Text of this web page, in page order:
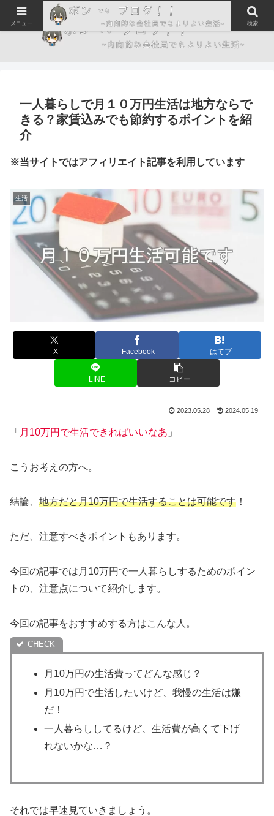
一人暮らしで月１０万円生活は地方ならで
きる？家賃込みでも節約するポイントを紹
介
※当サイトではアフィリエイト記事を利用しています
生活
X Facebook はてブ
LINE コピー
2023.05.28 2024.05.19
「 月10万円で生活できればいいなあ 」
こうお考えの方へ。
結論、 地方だと月10万円で生活することは可能です ！
ただ、注意すべきポイントもあります。
今回の記事では月10万円で一人暮らしするためのポイン
トの、注意点について紹介します。
今回の記事をおすすめする方はこんな人。
月10万円の生活費ってどんな感じ？
月10万円で生活したいけど、我慢の生活は嫌
だ！
一人暮らししてるけど、生活費が高くて下げ
れないかな…？
それでは早速見ていきましょう。
メニュー 検索